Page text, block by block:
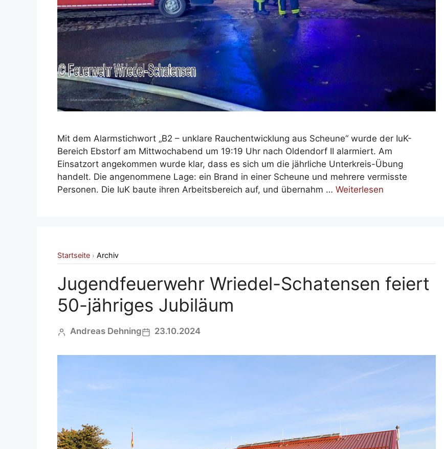
Mit dem Alarmstichwort „B2 – unklare Rauchentwicklung aus Scheune“ wurde der IuK-
Bereich Ebstorf am Mittwochabend um 19:19 Uhr nach Oldendorf II alarmiert. Am
Einsatzort angekommen wurde klar, dass es sich um die jährliche Unterkreis-Übung
handelt. Die angenommene Lage: ein Brand in einer Scheune und mehrere vermisste
Personen. Die IuK baute ihren Arbeitsbereich auf, und übernahm … Weiterlesen
Startseite › Archiv
Jugendfeuerwehr Wriedel-Schatensen feiert
50-jähriges Jubiläum
Andreas Dehning 23.10.2024